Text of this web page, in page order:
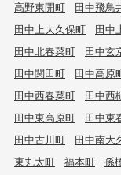
高野東開町
田中飛鳥
田中上大久保町
田中
田中北春菜町
田中玄
田中関田町
田中高原
田中西春菜町
田中西
田中東高原町
田中東
田中古川町
田中南大
東丸太町
福本町 孫